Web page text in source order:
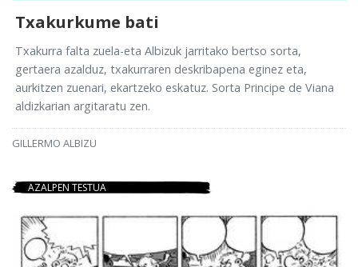
Txakurkume bati
Txakurra falta zuela-eta Albizuk jarritako bertso sorta,
gertaera azalduz, txakurraren deskribapena eginez eta,
aurkitzen zuenari, ekartzeko eskatuz. Sorta Principe de Viana
aldizkarian argitaratu zen.
GILLERMO ALBIZU
AZALPEN TESTUA